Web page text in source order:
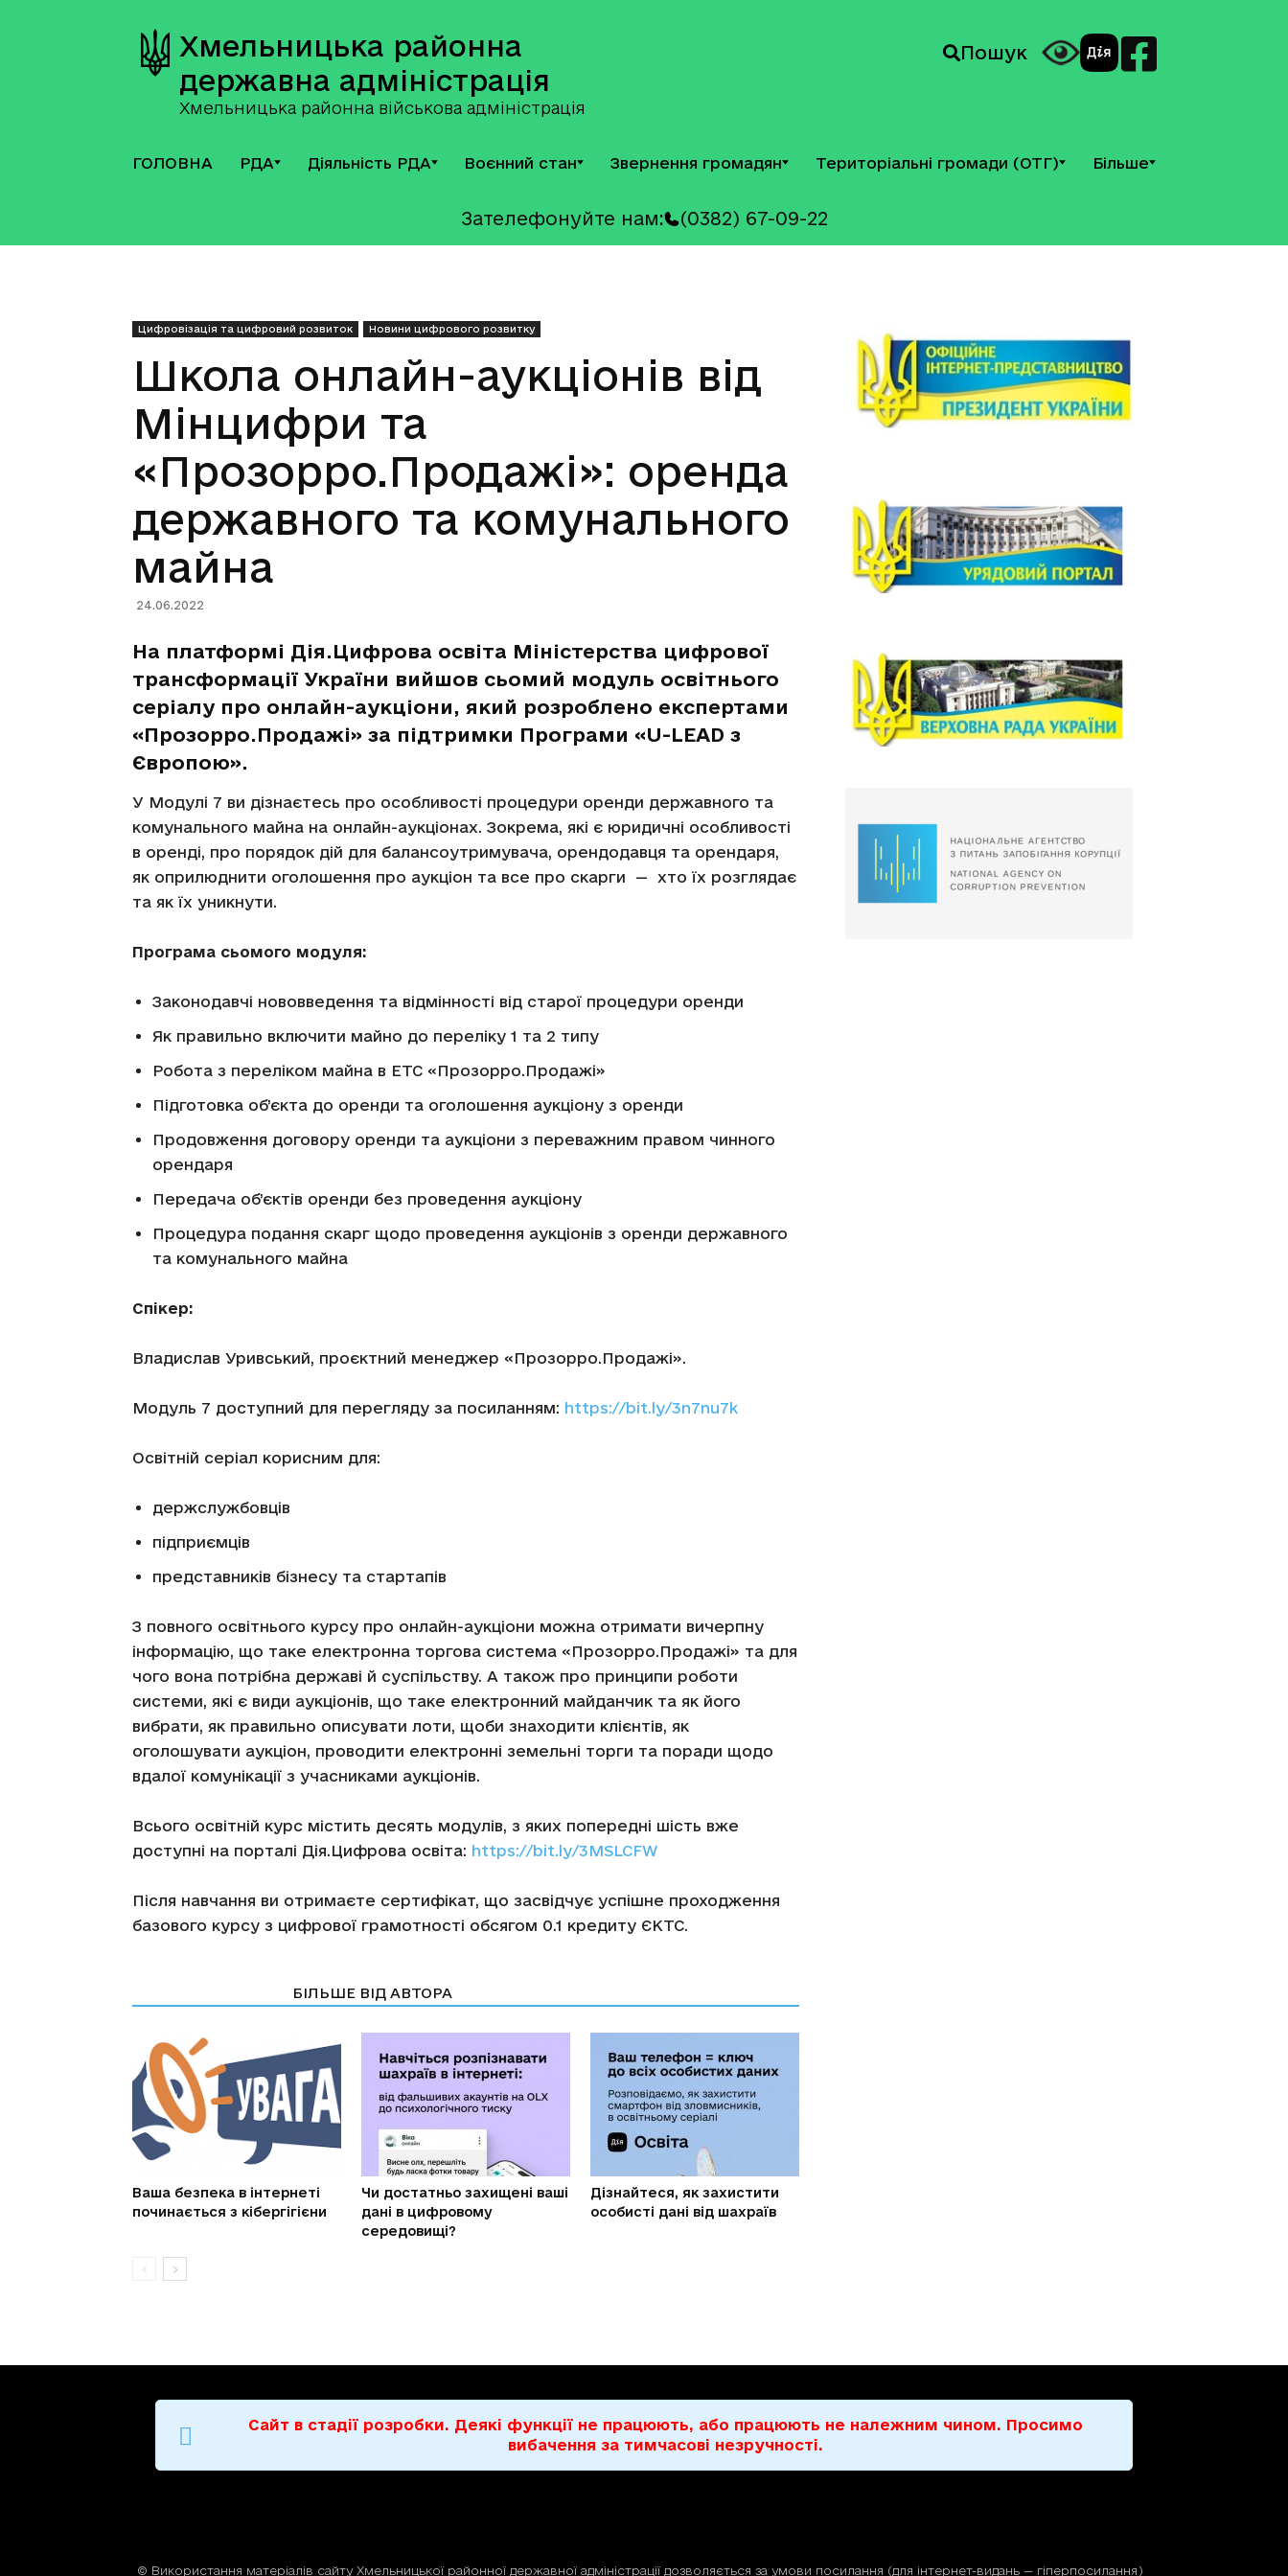
Хмельницька районна
державна адміністрація
Хмельницька районна військова адміністрація
Пошук
ГОЛОВНА РДА Діяльність РДА Воєнний стан Звернення громадян Територіальні громади (ОТГ) Більше
Зателефонуйте нам: (0382) 67-09-22
Цифровізація та цифровий розвиток Новини цифрового розвитку
Школа онлайн-аукціонів від
Мінцифри та
«Прозорро.Продажі»: оренда
державного та комунального
майна
24.06.2022
На платформі Дія.Цифрова освіта Міністерства цифрової
трансформації України вийшов сьомий модуль освітнього
серіалу про онлайн-аукціони, який розроблено експертами
«Прозорро.Продажі» за підтримки Програми «U-LEAD з
Європою».
У Модулі 7 ви дізнаєтесь про особливості процедури оренди державного та
комунального майна на онлайн-аукціонах. Зокрема, які є юридичні особливості
в оренді, про порядок дій для балансоутримувача, орендодавця та орендаря,
як оприлюднити оголошення про аукціон та все про скарги — хто їх розглядає
та як їх уникнути.
Програма сьомого модуля:
Законодавчі нововведення та відмінності від старої процедури оренди
Як правильно включити майно до переліку 1 та 2 типу
Робота з переліком майна в ЕТС «Прозорро.Продажі»
Підготовка об’єкта до оренди та оголошення аукціону з оренди
Продовження договору оренди та аукціони з переважним правом чинного
орендаря
Передача об’єктів оренди без проведення аукціону
Процедура подання скарг щодо проведення аукціонів з оренди державного
та комунального майна
Спікер:
Владислав Уривський, проєктний менеджер «Прозорро.Продажі».
Модуль 7 доступний для перегляду за посиланням: https://bit.ly/3n7nu7k
Освітній серіал корисним для:
держслужбовців
підприємців
представників бізнесу та стартапів
З повного освітнього курсу про онлайн-аукціони можна отримати вичерпну
інформацію, що таке електронна торгова система «Прозорро.Продажі» та для
чого вона потрібна державі й суспільству. А також про принципи роботи
системи, які є види аукціонів, що таке електронний майданчик та як його
вибрати, як правильно описувати лоти, щоби знаходити клієнтів, як
оголошувати аукціон, проводити електронні земельні торги та поради щодо
вдалої комунікації з учасниками аукціонів.
Всього освітній курс містить десять модулів, з яких попередні шість вже
доступні на порталі Дія.Цифрова освіта: https://bit.ly/3MSLCFW
Після навчання ви отримаєте сертифікат, що засвідчує успішне проходження
базового курсу з цифрової грамотності обсягом 0.1 кредиту ЄКТС.
БІЛЬШЕ ВІД АВТОРА
Ваша безпека в інтернеті
починається з кібергігієни
Чи достатньо захищені ваші
дані в цифровому
середовищі?
Дізнайтеся, як захистити
особисті дані від шахраїв
Сайт в стадії розробки. Деякі функції не працюють, або працюють не належним чином. Просимо
вибачення за тимчасові незручності.
© Використання матерiалiв сайту Хмельницької районної державної адміністрації дозволяється за умови посилання (для iнтернет-видань — гiперпосилання)